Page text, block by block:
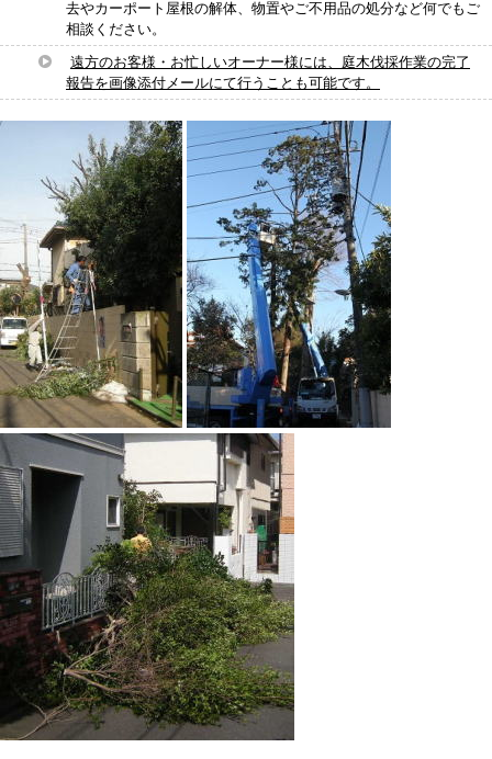
去やカーポート屋根の解体、物置やご不用品の処分など何でもご
相談ください。
遠方のお客様・お忙しいオーナー様には、庭木伐採作業の完了
報告を画像添付メールにて行うことも可能です。